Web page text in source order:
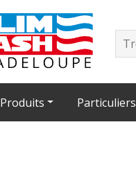
Produits Particuliers